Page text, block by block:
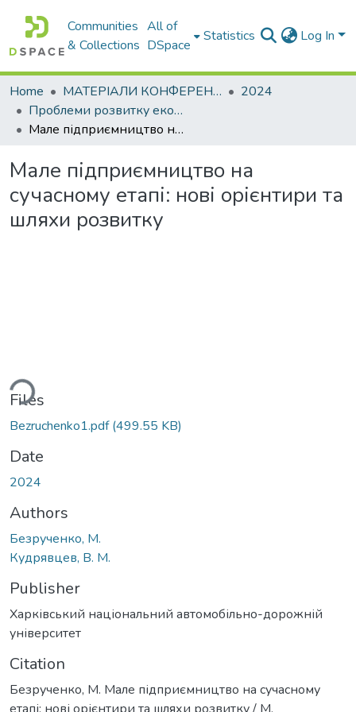
Communities
& Collections
All of
DSpace
Statistics Log In
Home МАТЕРІАЛИ КОНФЕРЕНЦІЙ
2024
Проблеми розвитку економіки підприємства: погляд молоді
Мале підприємництво на сучасному етапі: нові орієнтири та шляхи розвитку
Мале підприємництво на
сучасному етапі: нові орієнтири та
шляхи розвитку
Files
Bezruchenko1.pdf(499.55 KB)
Date
2024
Authors
Безрученко, М.
Кудрявцев, В. М.
Publisher
Харківський національний автомобільно-дорожній
університет
Citation
Безрученко, М. Мале підприємництво на сучасному